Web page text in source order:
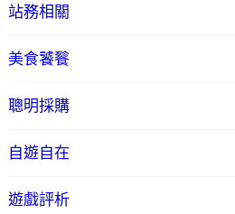
站務相關
美食饕餮
聰明採購
自遊自在
遊戲評析